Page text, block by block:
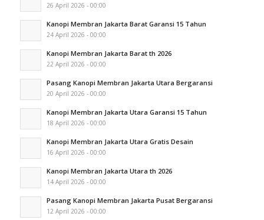
26 April 2026 - 00:00
Kanopi Membran Jakarta Barat Garansi 15 Tahun
24 April 2026 - 00:00
Kanopi Membran Jakarta Barat th 2026
22 April 2026 - 00:00
Pasang Kanopi Membran Jakarta Utara Bergaransi
20 April 2026 - 00:00
Kanopi Membran Jakarta Utara Garansi 15 Tahun
18 April 2026 - 00:00
Kanopi Membran Jakarta Utara Gratis Desain
16 April 2026 - 00:00
Kanopi Membran Jakarta Utara th 2026
14 April 2026 - 00:00
Pasang Kanopi Membran Jakarta Pusat Bergaransi
12 April 2026 - 00:00